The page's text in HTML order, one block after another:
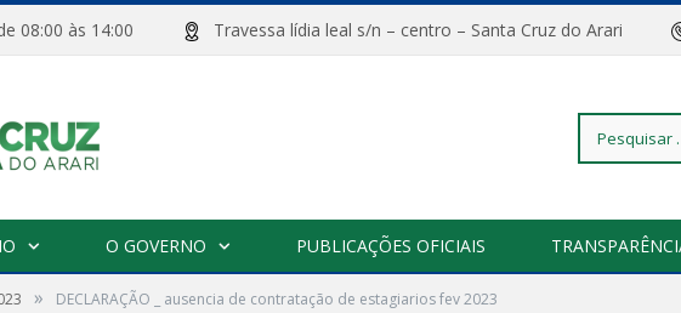
de 08:00 às 14:00 Travessa lídia leal s/n – centro – Santa Cruz do Arari
Pesquisar
O GOVERNO PUBLICAÇÕES OFICIAIS
» DECLARAÇÃO _ ausencia de contratação de estagiarios fev 2023